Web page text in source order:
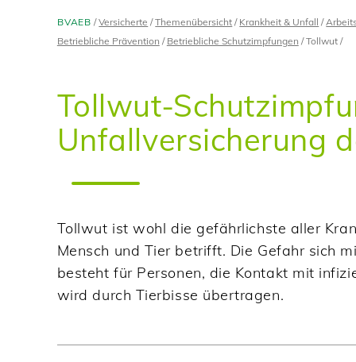
BVAEB Versicherte Themenübersicht Krankheit & Unfall
Betriebliche Prävention
Betriebliche Schutzimpfungen Tollwut
Tollwut-
Unfallversicherung
Tollwut ist wohl die gefährlichste aller
Mensch und Tier betrifft. Die Gefahr sich
besteht für Personen, die Kontakt mit
wird durch Tierbisse übertragen.